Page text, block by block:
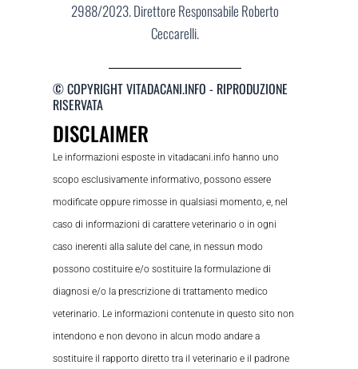
2988/2023. Direttore Responsabile Roberto
Ceccarelli.
© COPYRIGHT VITADACANI.INFO - RIPRODUZIONE
RISERVATA
DISCLAIMER
Le informazioni esposte in vitadacani.info hanno uno
scopo esclusivamente informativo, possono essere
modificate oppure rimosse in qualsiasi momento, e, nel
caso di informazioni di carattere veterinario o in ogni
caso inerenti alla salute del cane, in nessun modo
possono costituire e/o sostituire la formulazione di
diagnosi e/o la prescrizione di trattamento medico
veterinario. Le informazioni contenute in questo sito non
intendono e non devono in alcun modo andare a
sostituire il rapporto diretto tra il veterinario e il padrone